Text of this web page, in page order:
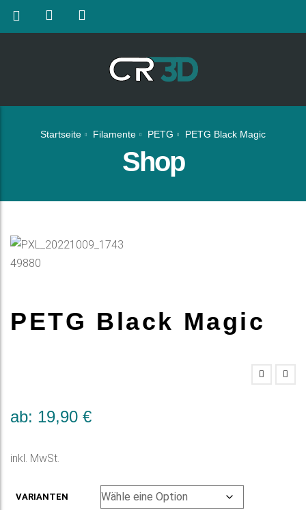
Startseite Filamente PETG PETG Black Magic
Shop
PETG Black Magic
ab: 19,90 €
inkl. MwSt.
VARIANTEN